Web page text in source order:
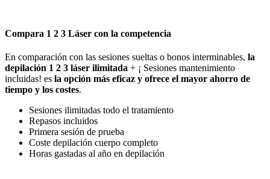
Compara 1 2 3 Láser con la competencia
En comparación con las sesiones sueltas o bonos interminables, la
depilación 1 2 3 láser ilimitada + ¡ Sesiones mantenimiento
incluidas! es la opción más eficaz y ofrece el mayor ahorro de
tiempo y los costes.
Sesiones ilimitadas todo el tratamiento
Repasos incluidos
Primera sesión de prueba
Coste depilación cuerpo completo
Horas gastadas al año en depilación